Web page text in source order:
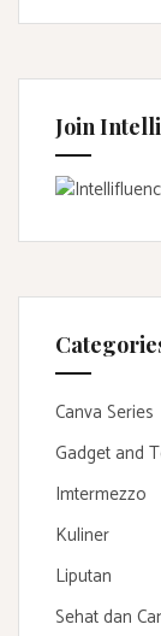
Join
Canva Series
Gadget and
Imtermezzo
Kuliner
Liputan
Sehat dan